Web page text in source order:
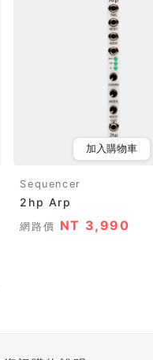
加入購物車
Sequencer
2hp Arp
網路價 NT 3,990